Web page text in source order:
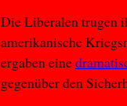
Die Liberalen trugen
amerikanische
ergaben eine
gegenüber den